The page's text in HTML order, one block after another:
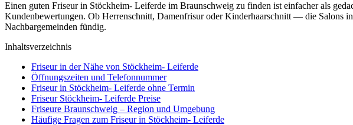
Einen guten Friseur in Stöckheim- Leiferde im Braunschweig zu finden ist einfacher als
Kundenbewertungen. Ob Herrenschnitt, Damenfrisur oder Kinderhaarschnitt — die Salons
Nachbargemeinden fündig.
Inhaltsverzeichnis
Friseur in der Nähe von Stöckheim- Leiferde
Öffnungszeiten und Telefonnummer
Friseur in Stöckheim- Leiferde ohne Termin
Friseur Stöckheim- Leiferde Preise
Friseure Braunschweig – Region und Umgebung
Häufige Fragen zum Friseur in Stöckheim- Leiferde